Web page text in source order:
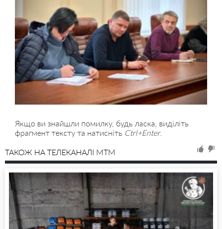
Якщо ви знайшли помилку, будь ласка, виділіть
фрагмент тексту та натисніть Ctrl+Enter.
ТАКОЖ НА ТЕЛЕКАНАЛІ MTM